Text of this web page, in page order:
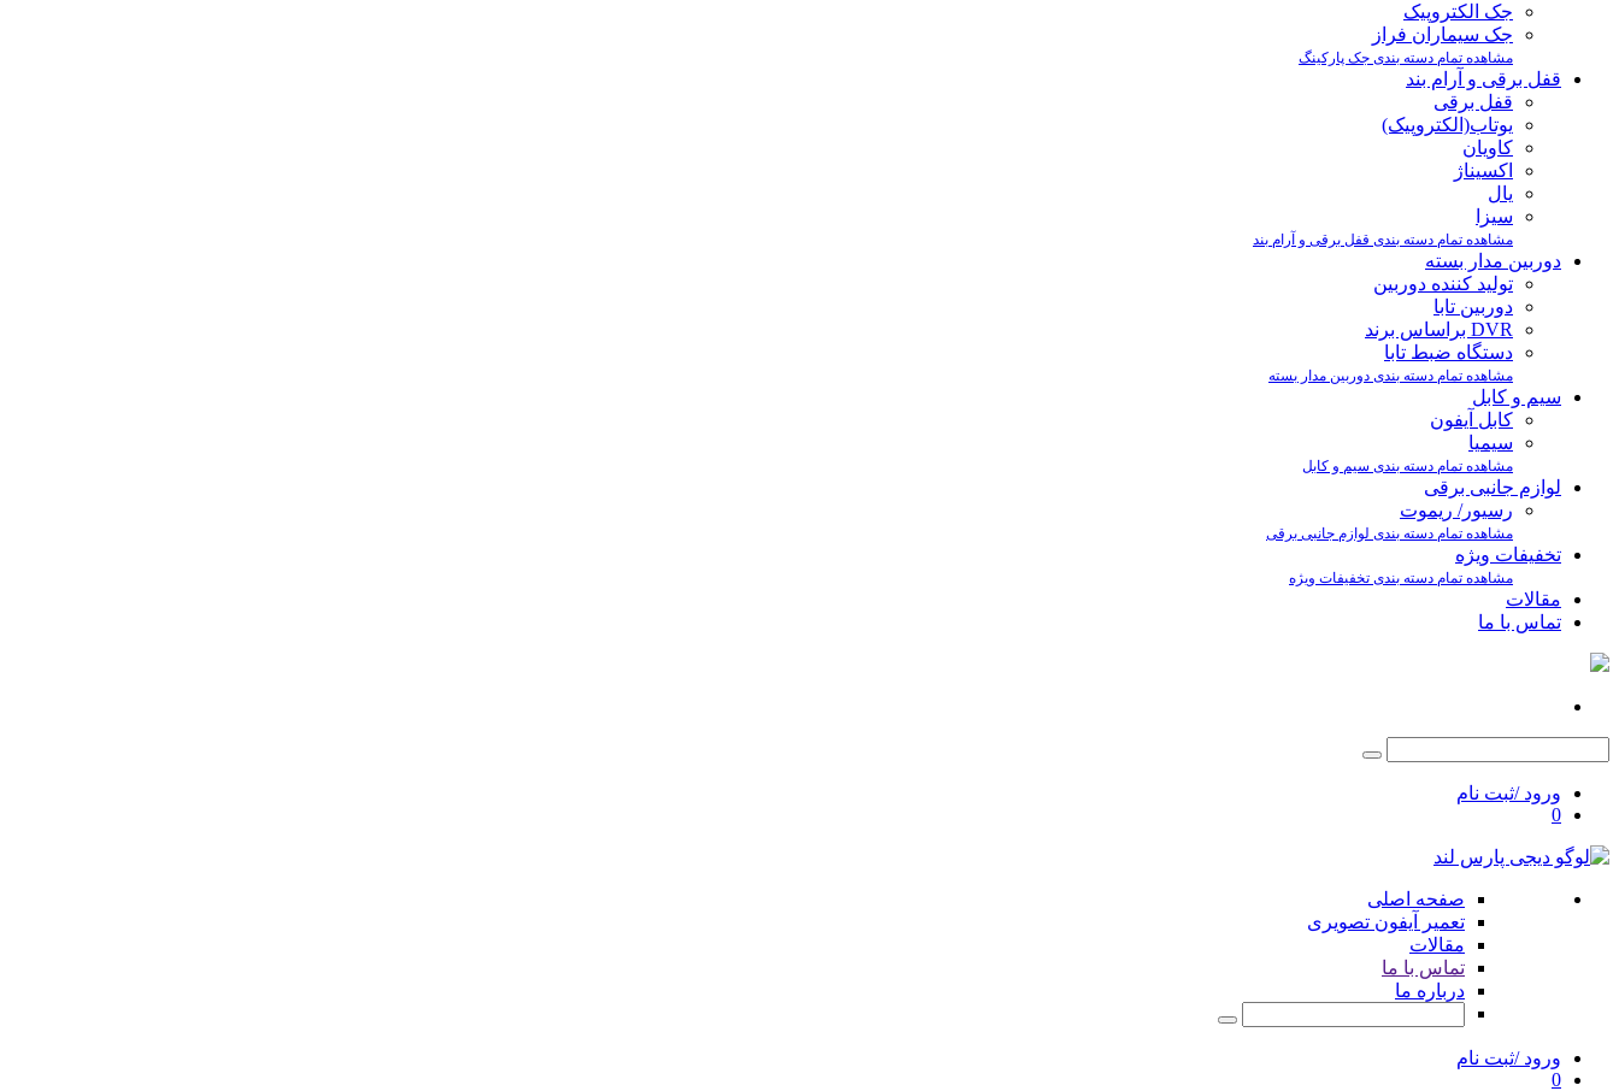
جک الکتروپیک
جک سیماران فراز
مشاهده تمام دسته بندی جک پارکینگ
قفل برقی و آرام بند
قفل برقی
یوتاب(الکتروپیک)
کاویان
اکسیناژ
یال
سیزا
مشاهده تمام دسته بندی قفل برقی و آرام بند
دوربین مدار بسته
تولید کننده دوربین
دوربین تابا
DVR براساس برند
دستگاه ضبط تابا
مشاهده تمام دسته بندی دوربین مدار بسته
سیم و کابل
کابل آیفون
سیمیا
مشاهده تمام دسته بندی سیم و کابل
لوازم جانبی برقی
رسیور/ ریموت
مشاهده تمام دسته بندی لوازم جانبی برقی
تخفیفات ویژه
مشاهده تمام دسته بندی تخفیفات ویژه
مقالات
تماس با ما
ورود /ثبت نام
0
صفحه اصلی
تعمیر آیفون تصویری
مقالات
تماس با ما
درباره ما
ورود /ثبت نام
0